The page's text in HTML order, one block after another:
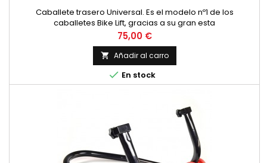
Caballete trasero Universal. Es el modelo nº1 de los
caballetes Bike Lift, gracias a su gran esta
Precio
75,00 €
 Añadir al carro
 En stock